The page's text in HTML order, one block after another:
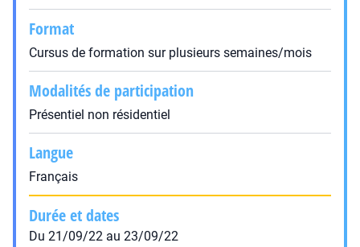
Format
Cursus de formation sur plusieurs semaines/mois
Modalités de participation
Présentiel non résidentiel
Langue
Français
Durée et dates
Du 21/09/22 au 23/09/22